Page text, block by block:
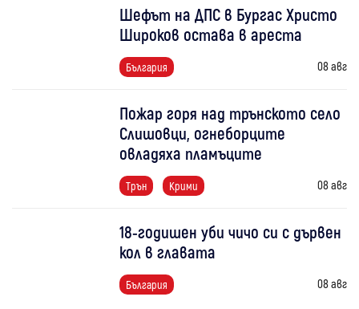
Шефът на ДПС в Бургас Христо
Широков остава в ареста
България 08 авг
Пожар горя над трънското село
Слишовци, огнеборците
овладяха пламъците
Трън Крими 08 авг
18-годишен уби чичо си с дървен
кол в главата
България 08 авг